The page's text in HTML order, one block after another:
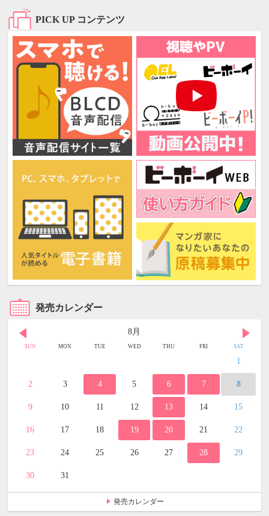
PICK UP コンテンツ
発売カレンダー
8月
SUN MON TUE WED THU FRI SAT
1
2 3 4 5 6 7 8
9 10 11 12 13 14 15
16 17 18 19 20 21 22
23 24 25 26 27 28 29
30 31
発売カレンダー